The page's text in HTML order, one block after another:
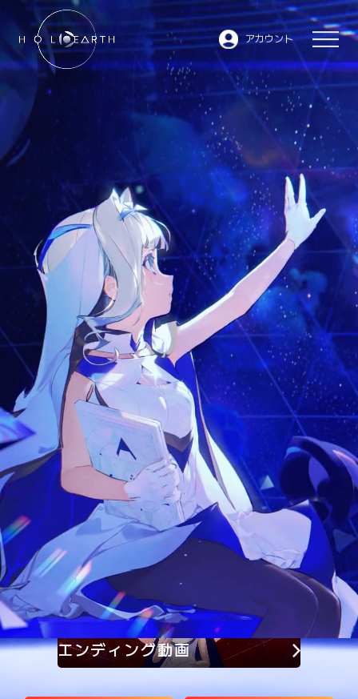
アカウント
JP EN
ホロアースとは
データベース
- ムービー
- エリア
マーケットプレイス
お問い合わせ
WEBサイトトップへ
ホロアースは サービスを終了いたしました
長らくのご愛顧ありがとうございました。
エンディング動画